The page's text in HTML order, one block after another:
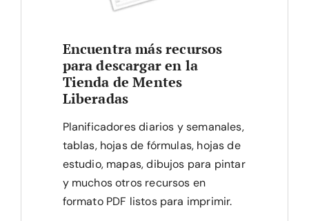
Encuentra más recursos
para descargar en la
Tienda de Mentes
Liberadas
Planificadores diarios y semanales,
tablas, hojas de fórmulas, hojas de
estudio, mapas, dibujos para pintar
y muchos otros recursos en
formato PDF listos para imprimir.